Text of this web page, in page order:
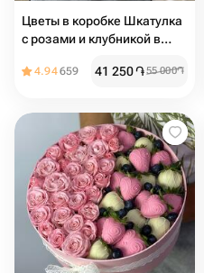
Цветы в коробке Шкатулка
с розами и клубникой в
4.94659 41 250֏55 000֏